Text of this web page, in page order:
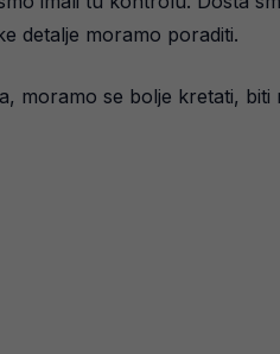
detalje moramo poraditi.
moramo se bolje kretati,